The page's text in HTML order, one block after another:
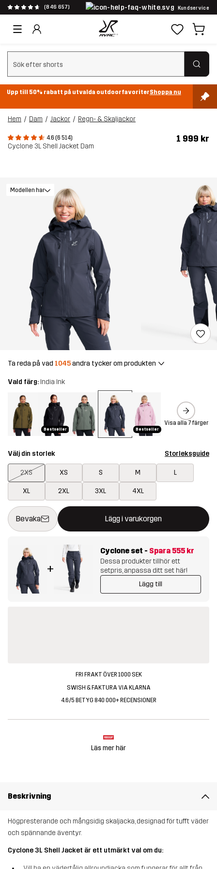
(846 657) Kundservice
Rensa sök
Upp till 50% rabatt på utvalda outdoorfavoriterShoppa nu
Hem Dam Jackor Regn- & Skaljackor
4.6 (6 514)
Cyclone 3L Shell Jacket Dam
1 999 kr
Modellen har
Ta reda på vad 1045andra tycker om produkten
Vald färg: India Ink
Bestseller Bestseller
Visa alla 7 färger
Välj din storlek Storleksguide
2XS XS S M L
XL 2XL 3XL 4XL
Bevaka Lägg i varukorgen
Denna knapp kommer att öppna en modal som bekräftar en ny
{{size}} inte tillgänglig
+
Cyclone set - Spara 555 kr
Dessa produkter tillhör ett
setpris, anpassa ditt set här!
Lägg till
FRI FRAKT ÖVER 1000 SEK
SWISH & FAKTURA VIA KLARNA
4.6/5 BETYG 840 000+ RECENSIONER
Läs mer här
Beskrivning
Högpresterande och mångsidig skaljacka, designad för tufft väder
och spännande äventyr.
Cyclone 3L Shell Jacket är ett utmärkt val om du: